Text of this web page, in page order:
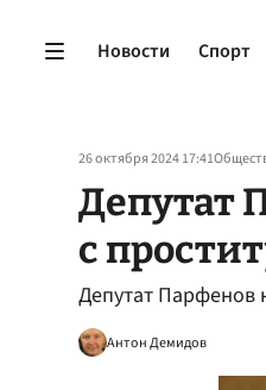
Новости Спорт
26 октября 2024 17:41
Депутат
с
Депутат Парфенов
Антон Демидов